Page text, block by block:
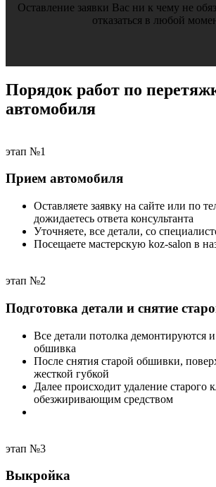
Оставление заявки Вас ни к чему не
отказаться в любой
Порядок работ по
автомобиля
этап №1
Прием автомобиля
Оставляете заявку на сайте или по
дожидаетесь ответа консультанта
Уточняете, все детали, со
Посещаете мастерскую koz-salon в
этап №2
Подготовка детали и снятие
Все детали потолка демонтируются и
обшивка
После снятия старой обшивки,
жесткой губкой
Далее происходит удаление старого
обезжиривающим средством
этап №3
Выкройка